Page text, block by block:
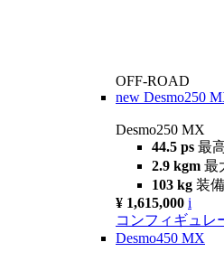
OFF-ROAD
new Desmo250
Desmo250 MX
44.5 ps 最
2.9 kgm 最
103 kg 装
¥ 1,615,000 i
コンフィギュレ
Desmo450 MX